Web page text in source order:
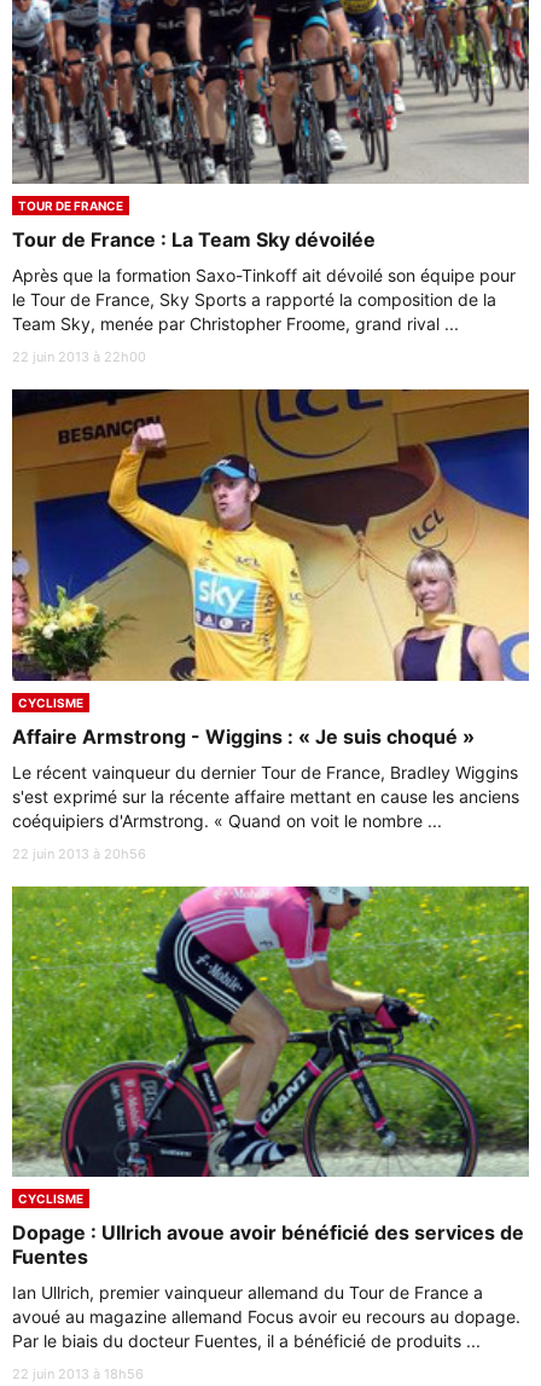
TOUR DE FRANCE
Tour de France : La Team Sky dévoilée
Après que la formation Saxo-Tinkoff ait dévoilé son équipe pour
le Tour de France, Sky Sports a rapporté la composition de la
Team Sky, menée par Christopher Froome, grand rival ...
22 juin 2013 à 22h00
CYCLISME
Affaire Armstrong - Wiggins : « Je suis choqué »
Le récent vainqueur du dernier Tour de France, Bradley Wiggins
s'est exprimé sur la récente affaire mettant en cause les anciens
coéquipiers d'Armstrong. « Quand on voit le nombre ...
22 juin 2013 à 20h56
CYCLISME
Dopage : Ullrich avoue avoir bénéficié des services de
Fuentes
Ian Ullrich, premier vainqueur allemand du Tour de France a
avoué au magazine allemand Focus avoir eu recours au dopage.
Par le biais du docteur Fuentes, il a bénéficié de produits ...
22 juin 2013 à 18h56